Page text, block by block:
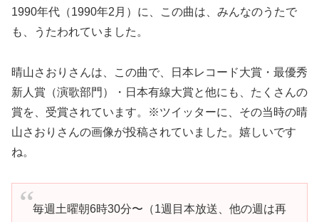
1990年代（1990年2月）に、この曲は、みんなのうたで
も、うたわれていました。
晴山さおりさんは、この曲で、日本レコード大賞・最優秀
新人賞（演歌部門）・日本有線大賞と他にも、たくさんの
賞を、受賞されています。※ツイッターに、その当時の晴
山さおりさんの画像が投稿されていました。嬉しいです
ね。
毎週土曜朝6時30分〜（1週目本放送、他の週は再